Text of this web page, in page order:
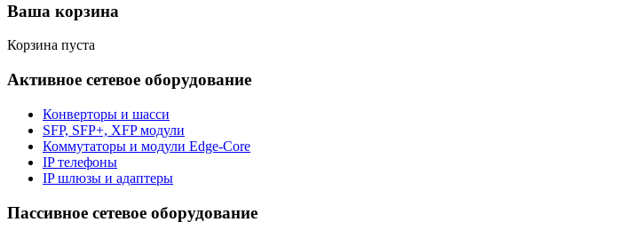
Ваша корзина
Корзина пуста
Активное сетевое оборудование
Конверторы и шасси
SFP, SFP+, XFP модули
Коммутаторы и модули Edge-Core
IP телефоны
IP шлюзы и адаптеры
Пассивное сетевое оборудование